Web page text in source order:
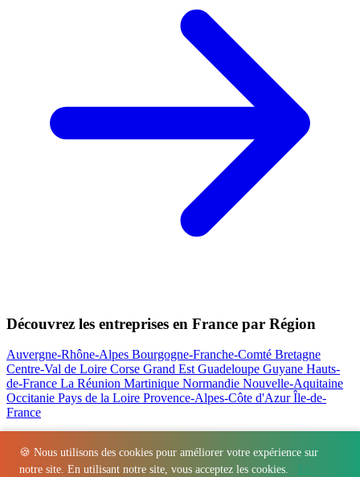
🍪 Nous utilisons des cookies pour améliorer votre expérience sur
notre site. En utilisant notre site, vous acceptez les cookies.
En
Découvrez les entreprises en France par Région
Auvergne-Rhône-Alpes Bourgogne-Franche-Comté Bretagne
Centre-Val de Loire Corse Grand EstGuadeloupe Guyane Hauts-
de-France La Réunion Martinique Normandie Nouvelle-Aquitaine
Occitanie Pays de la Loire Provence-Alpes-Côte d'AzurÎle-de-
France
Nos actualités les plus consultées